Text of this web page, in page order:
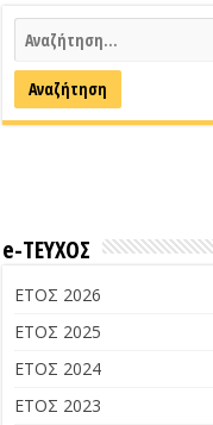
e-ΤΕΥΧΟΣ
ΕΤΟΣ 2026
ΕΤΟΣ 2025
ΕΤΟΣ 2024
ΕΤΟΣ 2023